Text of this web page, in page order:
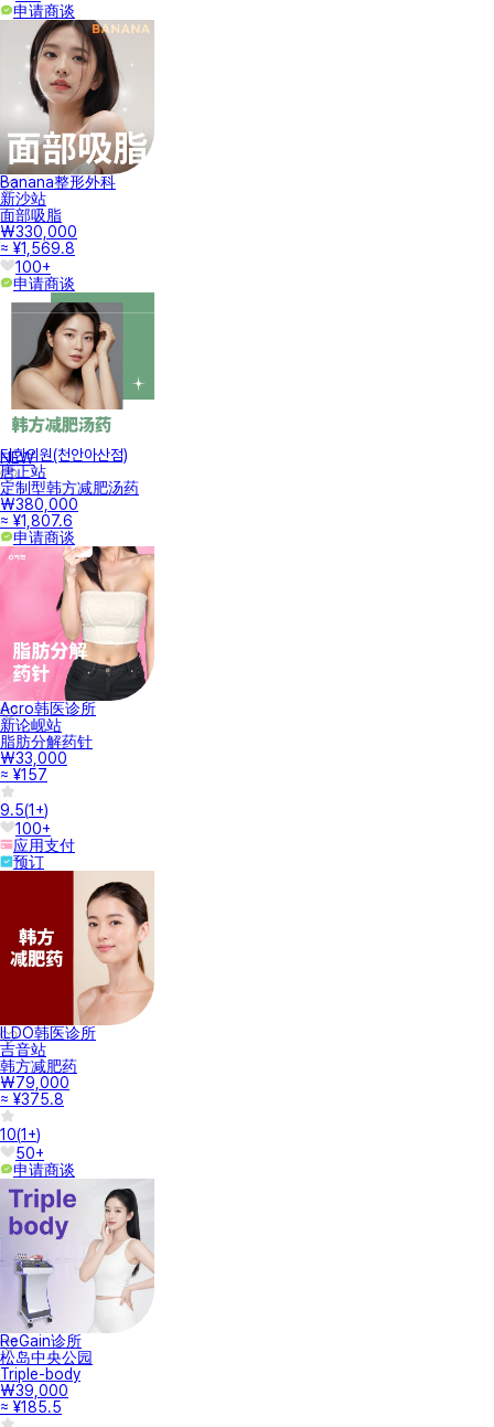
申请商谈
Banana整形外科
新沙站
面部吸脂
₩330,000
≈ ¥1,569.8
100+
申请商谈
NEW
터한의원(천안아산점)
唐正站
定制型韩方减肥汤药
₩380,000
≈ ¥1,807.6
申请商谈
Acro韩医诊所
新论岘站
脂肪分解药针
₩33,000
≈ ¥157
9.5(1+)
100+
应用支付
预订
ILDO韩医诊所
吉音站
韩方减肥药
₩79,000
≈ ¥375.8
10(1+)
50+
申请商谈
ReGain诊所
松岛中央公园
Triple-body
₩39,000
≈ ¥185.5